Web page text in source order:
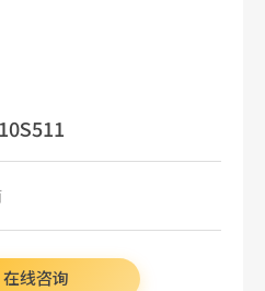
在线咨询